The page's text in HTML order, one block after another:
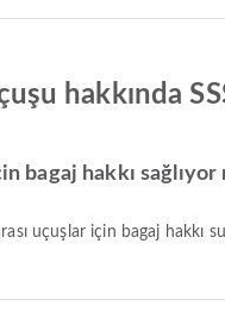
hakkında
bagaj hakkı sağlıyor